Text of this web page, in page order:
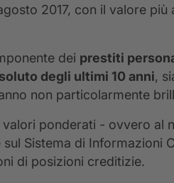
2017, con il valore più
dei prestiti
degli ultimi 10 anni,
non particolarmente
ponderati - ovvero al
Sistema di Informazioni
di posizioni creditizie.